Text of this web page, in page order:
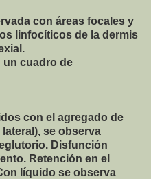
con áreas focales y
linfocíticos de la dermis
un cuadro de
con el agregado de
se observa
Disfunción
Retención en el
líquido se observa